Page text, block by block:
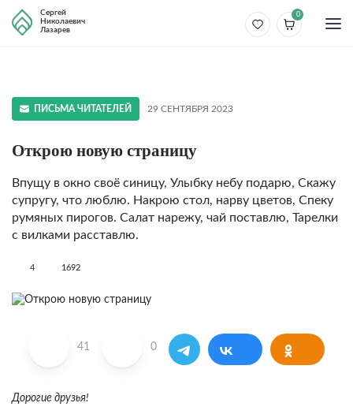
Сергей
Николаевич
Лазарев
0
ПИСЬМА ЧИТАТЕЛЕЙ 29 СЕНТЯБРЯ 2023
Открою новую страницу
Впущу в окно своё синицу, Улыбку небу подарю, Скажу
супругу, что люблю. Накрою стол, нарву цветов, Спеку
румяных пирогов. Салат нарежу, чай поставлю, Тарелки
с вилками расставлю.
4 1692
41 0
Дорогие друзья!